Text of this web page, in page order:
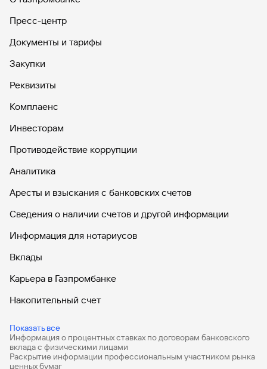
Пресс-центр
Документы и тарифы
Закупки
Реквизиты
Комплаенс
Инвесторам
Противодействие коррупции
Аналитика
Аресты и взыскания с банковских счетов
Сведения о наличии счетов и другой информации
Информация для нотариусов
Вклады
Карьера в Газпромбанке
Накопительный счет
Показать все
Дебетовые карты с бесплатным обслуживанием
Все накопительные счета
Информация о процентных ставках по договорам банковского
вклада с физическими лицами
Раскрытие информации профессиональным участником рынка
ценных бумаг